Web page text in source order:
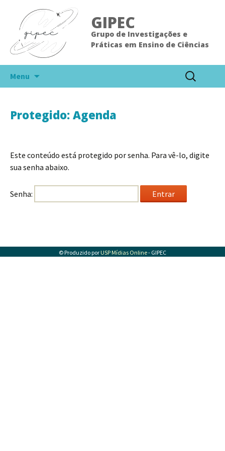
GIPEC
Grupo de Investigações e
Práticas em Ensino de Ciências
Menu
Pesquisar
por:
Protegido: Agenda
Este conteúdo está protegido por senha. Para vê-lo, digite
sua senha abaixo.
Senha:
© Produzido por USP Mídias Online- GIPEC